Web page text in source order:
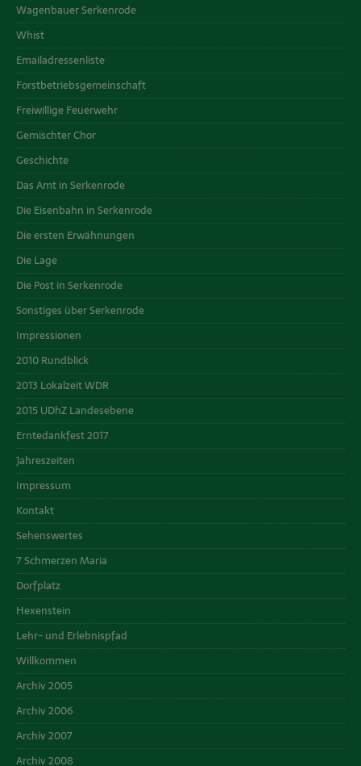
Wagenbauer Serkenrode
Whist
Emailadressenliste
Forstbetriebsgemeinschaft
Freiwillige Feuerwehr
Gemischter Chor
Geschichte
Das Amt in Serkenrode
Die Eisenbahn in Serkenrode
Die ersten Erwähnungen
Die Lage
Die Post in Serkenrode
Sonstiges über Serkenrode
Impressionen
2010 Rundblick
2013 Lokalzeit WDR
2015 UDhZ Landesebene
Erntedankfest 2017
Jahreszeiten
Impressum
Kontakt
Sehenswertes
7 Schmerzen Maria
Dorfplatz
Hexenstein
Lehr- und Erlebnispfad
Willkommen
Archiv 2005
Archiv 2006
Archiv 2007
Archiv 2008